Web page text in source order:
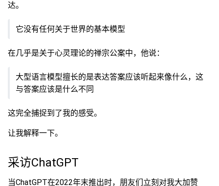
达。
它没有任何关于世界的基本模型
在几乎是关于心灵理论的禅宗公案中，他说：
大型语言模型擅长的是表达答案应该听起来像什么，这
与答案应该是什么不同
这完全捕捉到了我的感受。
让我解释一下。
采访ChatGPT
当ChatGPT在2022年末推出时，朋友们立刻对我大加赞